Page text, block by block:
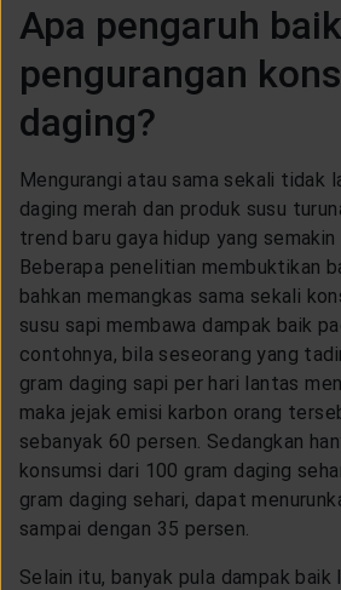
Apa pengaruh
pengurangan
daging?
Mengurangi atau sama sekali tidak
daging merah dan produk susu
trend baru gaya hidup yang semakin
Beberapa penelitian membuktikan
bahkan memangkas sama sekali
susu sapi membawa dampak baik
contohnya, bila seseorang yang
gram daging sapi per hari lantas
maka jejak emisi karbon orang
sebanyak 60 persen. Sedangkan
konsumsi dari 100 gram daging
gram daging sehari, dapat
sampai dengan 35 persen.
Selain itu, banyak pula dampak baik